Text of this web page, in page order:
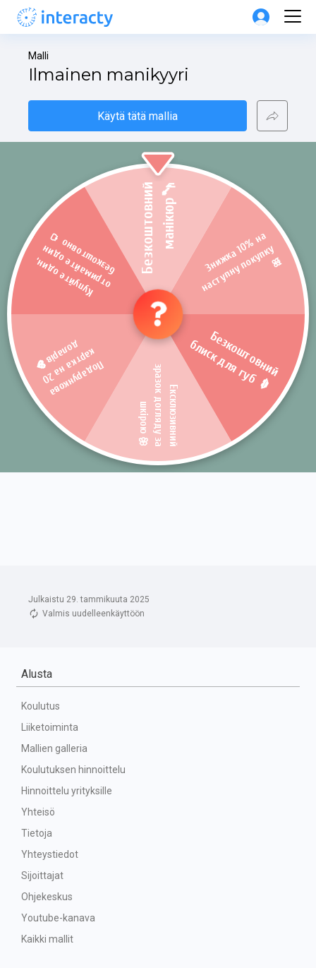
Julkaistu 29. tammikuuta 2025
Valmis uudelleenkäyttöön
Malli
Ilmainen manikyyri
Käytä tätä mallia
Alusta
Koulutus
Liiketoiminta
Mallien galleria
Koulutuksen hinnoittelu
Hinnoittelu yrityksille
Yhteisö
Tietoja
Yhteystiedot
Sijoittajat
Ohjekeskus
Youtube-kanava
Kaikki mallit